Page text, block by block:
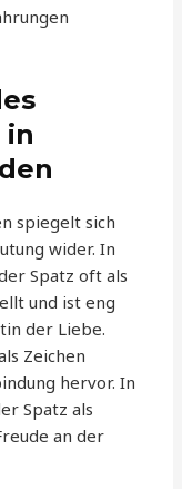
in
spiegelt sich
wider. In
Spatz oft als
und ist eng
der Liebe.
Zeichen
hervor. In
Spatz als
an der